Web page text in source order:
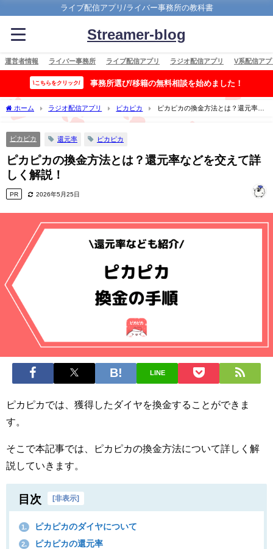
ライブ配信アプリ/ライバー事務所の教科書
Streamer-blog
運営者情報 ライバー事務所 ライブ配信アプリ ラジオ配信アプリ V系配信アプ
\こちらをクリック/ 事務所選び/移籍の無料相談を始めました！
ホーム ラジオ配信アプリ ピカピカ
ピカピカの換金方法とは？還元率な
どを交えて詳しく解説！
ピカピカ 還元率 ピカピカ
ピカピカの換金方法とは？還元率などを交えて詳
しく解説！
PR 2026年5月25日
LINE
ピカピカでは、獲得したダイヤを換金することができま
す。
そこで本記事では、ピカピカの換金方法について詳しく解
説していきます。
目次 [非表示]
1. ピカピカのダイヤについて
2. ピカピカの還元率